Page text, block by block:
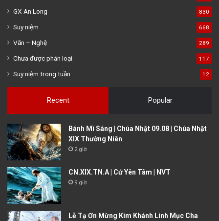
GX An Long 830
Suy niệm 668
Văn – Nghệ 289
Chưa được phân loại 117
Suy niệm trong tuần 12
Recent Popular
Bánh Mì Sáng | Chúa Nhật 09.08 | Chúa Nhật
XIX Thường Niên
2 giờ
CN.XIX.TN.A | Cứ Yên Tâm | NVT
9 giờ
Lễ Tạ Ơn Mừng Kim Khánh Linh Mục Cha